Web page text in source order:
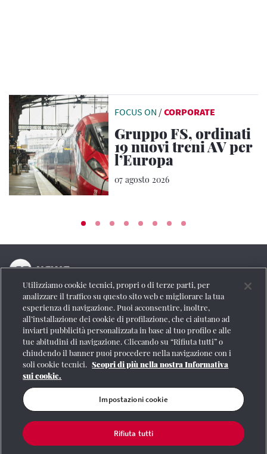
FOCUS ON /CORPORATE
Gruppo FS, ordinati
19 nuovi treni AV per
l’Europa
07 agosto 2026
La testata online del Gruppo FS Italiane
Social
Se vuoi contattarci o avere altre informazioni
CONTATTI
Registrazione Tribunale di Roma n° 204/2009
Aut. SIAE 1312/I/1382-Lic.
Utilizziamo cookie tecnici, propri o di terze parti, per
analizzare il traffico su questo sito web e migliorare la tua
esperienza di navigazione. Puoi acconsentire, inoltre,
all’installazione dei cookie di profilazione, che ci aiutano ad
inviarti pubblicità personalizzata in base al tuo profilo e alle
tue abitudini di navigazione. Cliccando su “Rifiuta tutti” o
chiudendo il banner puoi procedere nella navigazione con i
soli cookie tecnici. Scopri di più nella nostra Informativa
sui cookie.
Impostazioni cookie
Rifiuta tutti